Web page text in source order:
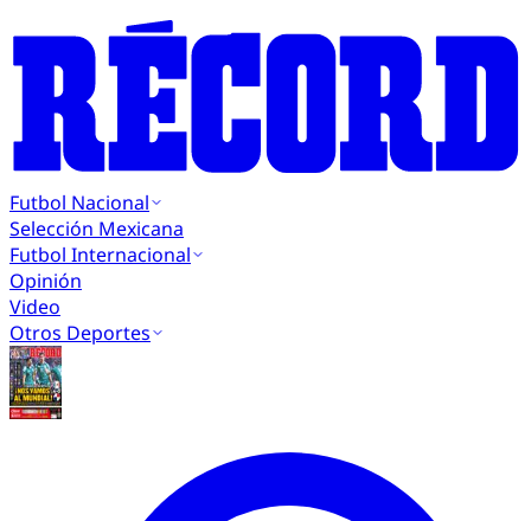
Futbol Nacional
Selección Mexicana
Futbol Internacional
Opinión
Video
Otros Deportes